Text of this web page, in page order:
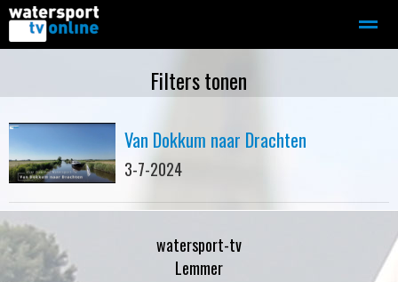
Motorboot-sloep Adverteren
Contact Bellen Zoeken
Filters tonen
Van Dokkum naar Drachten
3-7-2024
watersport-tv
Lemmer